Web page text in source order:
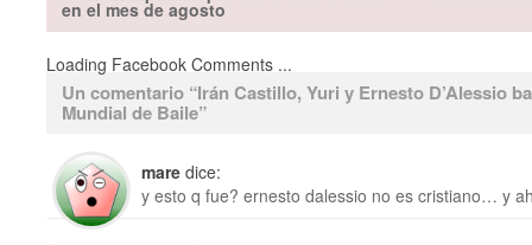
en el mes de agosto
Loading Facebook Comments ...
Un comentario “Irán Castillo, Yuri y Ernesto D’Alessio
Mundial de Baile”
mare dice:
y esto q fue? ernesto dalessio no es cristiano… y